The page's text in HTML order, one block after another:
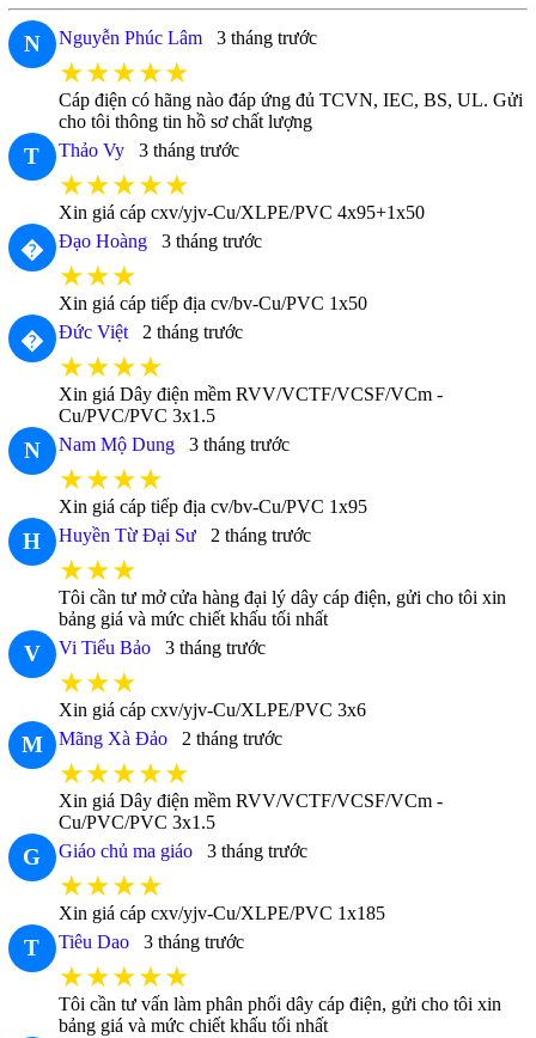
N Nguyễn Phúc Lâm 3 tháng trước
★★★★★
Cáp điện có hãng nào đáp ứng đủ TCVN, IEC, BS, UL. Gửi
cho tôi thông tin hồ sơ chất lượng
T Thảo Vy 3 tháng trước
★★★★★
Xin giá cáp cxv/yjv-Cu/XLPE/PVC 4x95+1x50
� Đạo Hoàng 3 tháng trước
★★★
Xin giá cáp tiếp địa cv/bv-Cu/PVC 1x50
� Đức Việt 2 tháng trước
★★★★
Xin giá Dây điện mềm RVV/VCTF/VCSF/VCm -
Cu/PVC/PVC 3x1.5
N Nam Mộ Dung 3 tháng trước
★★★★
Xin giá cáp tiếp địa cv/bv-Cu/PVC 1x95
H Huyền Từ Đại Sư 2 tháng trước
★★★
Tôi cần tư mở cửa hàng đại lý dây cáp điện, gửi cho tôi xin
bảng giá và mức chiết khấu tối nhất
V Vi Tiểu Bảo 3 tháng trước
★★★
Xin giá cáp cxv/yjv-Cu/XLPE/PVC 3x6
M Mãng Xà Đảo 2 tháng trước
★★★★★
Xin giá Dây điện mềm RVV/VCTF/VCSF/VCm -
Cu/PVC/PVC 3x1.5
G Giáo chủ ma giáo 3 tháng trước
★★★★
Xin giá cáp cxv/yjv-Cu/XLPE/PVC 1x185
T Tiêu Dao 3 tháng trước
★★★★★
Tôi cần tư vấn làm phân phối dây cáp điện, gửi cho tôi xin
bảng giá và mức chiết khấu tối nhất